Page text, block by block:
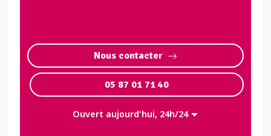
Nous contacter
05 87 01 71 40
Ouvert aujourd'hui, 24h/24